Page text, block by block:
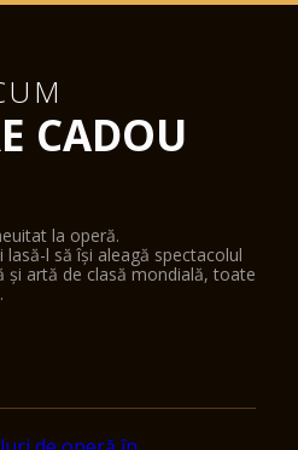
CADOU
la operă.
l să își aleagă spectacolul
artă de clasă mondială, toate